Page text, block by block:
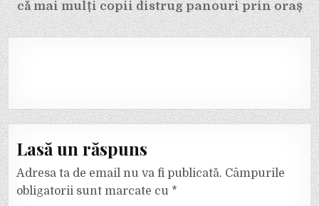
că mai mulți copii distrug panouri prin oraș
Lasă un răspuns
Adresa ta de email nu va fi publicată. Câmpurile
obligatorii sunt marcate cu *